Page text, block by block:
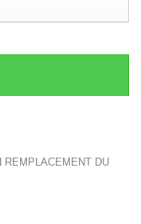
REMPLACEMENT DU